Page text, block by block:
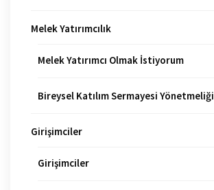
Melek Yatırımcılık
Melek Yatırımcı Olmak İstiyorum
Bireysel Katılım Sermayesi Yönetmeliği
Girişimciler
Girişimciler